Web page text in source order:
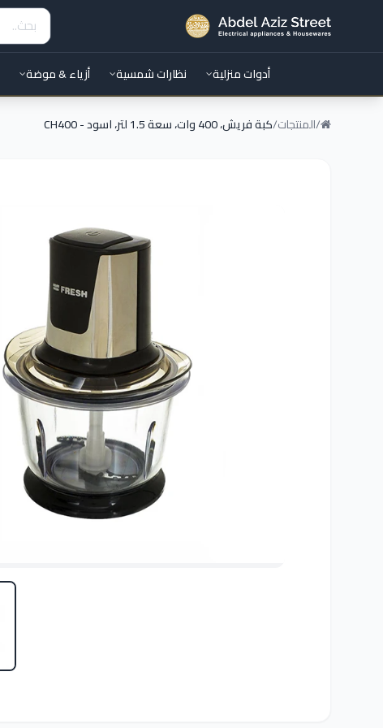
أدوات منزلية نظارات شمسية أزياء & موضة
/المنتجات/كبة فريش، 400 وات، سعة 1.5 لتر، اسود - CH400